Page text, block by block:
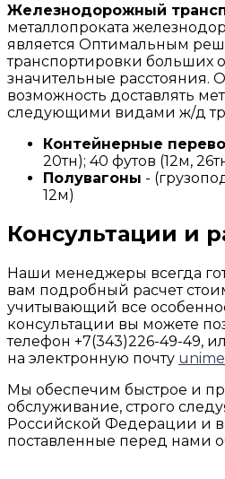
Железнодорожный
металлопроката
является Оптимальным
транспортировки больших
значительные
возможность доставлять
следующими видами ж/д
Контейнерные
20тн); 40 футов (12м,
Полувагоны -
12м)
Консультации и
Наши менеджеры всегда
вам подробный расчет
учитывающий все
консультации вы можете
телефон +7(343)226-49-49,
на электронную почту
Мы обеспечим быстрое и
обслуживание, строго
Российской Федерации и
поставленные перед нами